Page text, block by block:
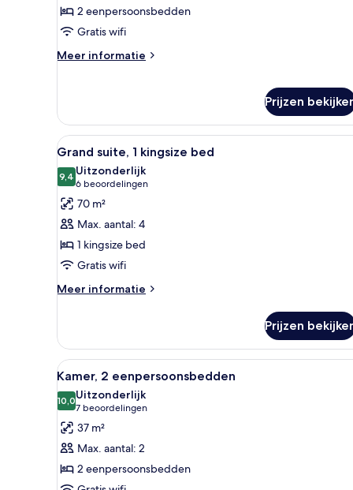
eenpersoonsbedden,
toegang
tot
de
op
oceaan
laden
2 eenpersoonsbedden
Gratis wifi
Meer informatie
Meer
2
eenpersoonsbedden,
toegang
tot
de
clublounge,
uitzicht
op
oceaan
Prijzen
Alle
foto's
voor
Grand
suite,
1
kingsize
bed
laden
Hotelkamer met een bed,
12
Grand suite, 1 kingsize bed
9,49,4 van 10
Uitzonderlijk
6 beoordelingen
(6
beoordelingen)
70 m²
Max. aantal: 4
1 kingsize bed
Gratis wifi
Meer informatie
Meer
suite,
kingsize
bed
Prijzen
Alle
foto's
voor
Kamer,
2
eenpersoonsbedden
laden
Een hotelkamer met twee
9
Kamer, 2 eenpersoonsbedden
10,010,0 van 10
Uitzonderlijk
7 beoordelingen
(7
beoordelingen)
37 m²
Max. aantal: 2
2 eenpersoonsbedden